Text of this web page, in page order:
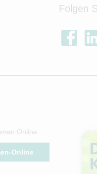
Folgen
Online
Online